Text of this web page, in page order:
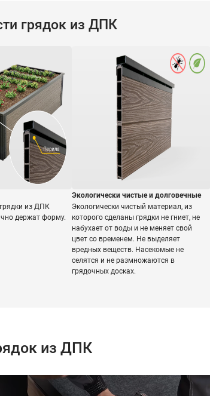
грядок из ДПК
из ДПК
держат форму.
Экологически чистые и долговечные
Экологически чистый материал, из
которого сделаны грядки не гниет, не
набухает от воды и не меняет свой
цвет со временем. Не выделяет
вредных веществ. Насекомые не
селятся и не размножаются в
грядочных досках.
из ДПК